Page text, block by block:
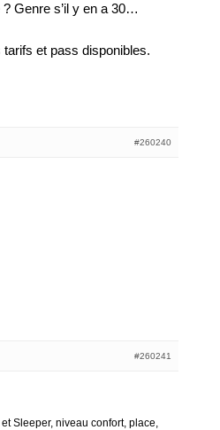
Genre s’il y en a 30…
tarifs et pass disponibles.
#260240
#260241
Sleeper, niveau confort, place,